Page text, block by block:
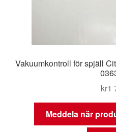
Vakuumkontroll för spjäll
kr1
Meddela när